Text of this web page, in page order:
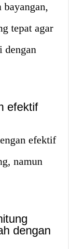
tepat agar
dengan
efektif
efektif
namun
dengan